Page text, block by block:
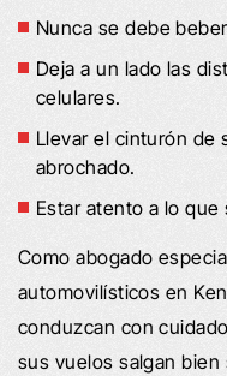
Nunca se debe
Deja a un lado las
celulares.
Llevar el cinturón de
abrochado.
Estar atento a lo
Como abogado
automovilísticos en
conduzcan con
sus vuelos salgan bien